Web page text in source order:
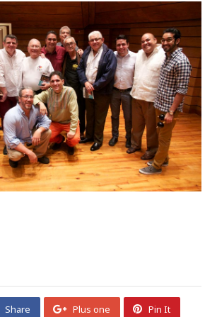
Share Plus one Pin It